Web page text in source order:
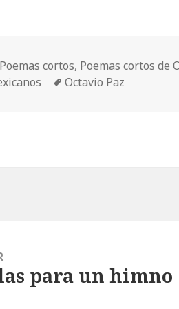
Categorías
Poemas cortos, Poemas cortos de
Etiquetas
Octavio Paz
para un himno